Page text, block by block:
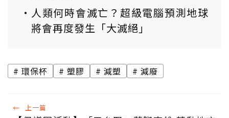
人類何時會滅亡？超級電腦預測地球
將會再度發生「大滅絕」
環保杯 塑膠 減塑 減廢
← 上一篇